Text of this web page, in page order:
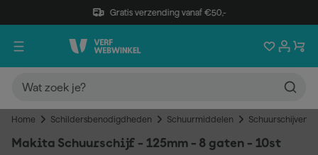
Gratis verzending vanaf €50,-
Home Schildersbenodigdheden Schuurmiddelen Schuurschijven
Makita Schuurschijf - 125mm - 8 gaten - 10st